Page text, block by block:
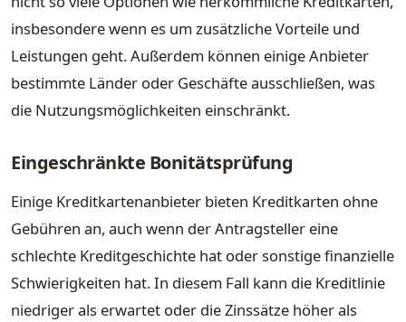
insbesondere wenn es um zusätzliche Vorteile und
Leistungen geht. Außerdem können einige Anbieter
bestimmte Länder oder Geschäfte ausschließen, was
die Nutzungsmöglichkeiten einschränkt.
Eingeschränkte Bonitätsprüfung
Einige Kreditkartenanbieter bieten Kreditkarten ohne
Gebühren an, auch wenn der Antragsteller eine
schlechte Kreditgeschichte hat oder sonstige finanzielle
Schwierigkeiten hat. In diesem Fall kann die Kreditlinie
niedriger als erwartet oder die Zinssätze höher als